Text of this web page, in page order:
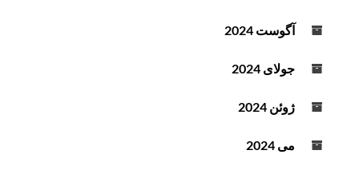
آگوست 2024
جولای 2024
ژوئن 2024
می 2024